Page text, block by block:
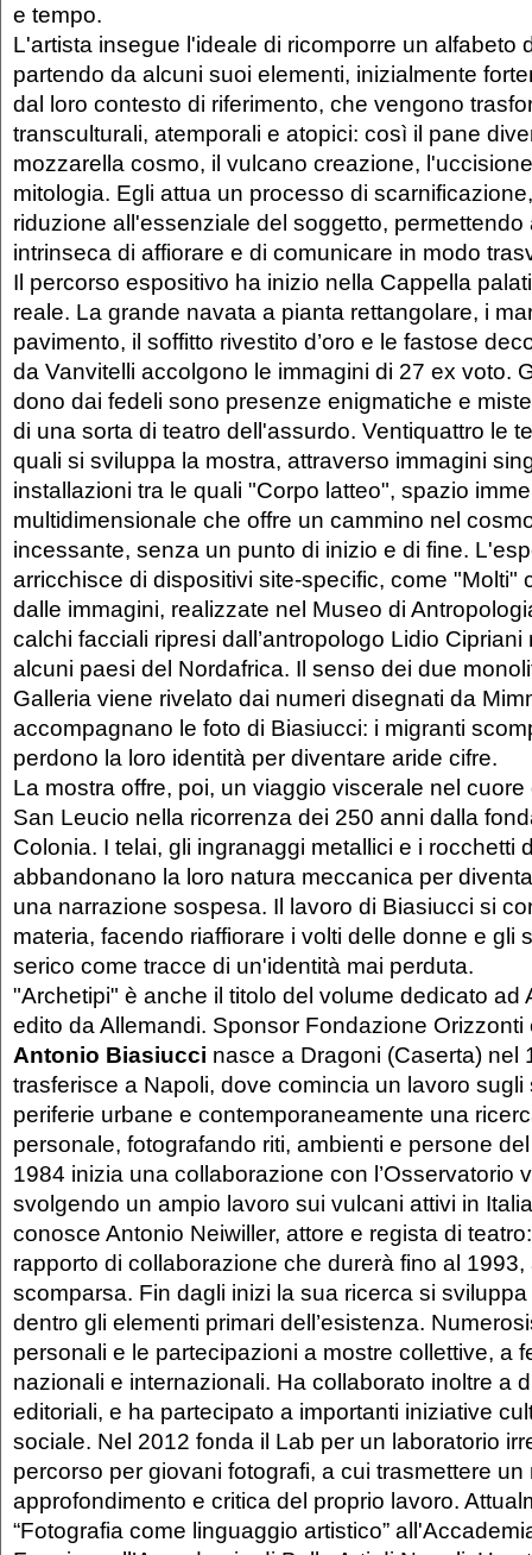
e tempo.
L'artista insegue l'ideale di ricomporre un alfabeto
partendo da alcuni suoi elementi, inizialmente
dal loro contesto di riferimento, che vengono
transculturali, atemporali e atopici: così il pane
mozzarella cosmo, il vulcano creazione,
mitologia. Egli attua un processo di
riduzione all'essenziale del soggetto,
intrinseca di affiorare e di comunicare in modo
Il percorso espositivo ha inizio nella Cappella
reale. La grande navata a pianta rettangolare, i
pavimento, il soffitto rivestito d’oro e le fastose
da Vanvitelli accolgono le immagini di 27 ex voto.
dono dai fedeli sono presenze enigmatiche e
di una sorta di teatro dell'assurdo. Ventiquattro le
quali si sviluppa la mostra, attraverso immagini
installazioni tra le quali "Corpo latteo", spazio
multidimensionale che offre un cammino nel
incessante, senza un punto di inizio e di fine.
arricchisce di dispositivi site-specific, come "Molti"
dalle immagini, realizzate nel Museo di
calchi facciali ripresi dall’antropologo Lidio
alcuni paesi del Nordafrica. Il senso dei due
Galleria viene rivelato dai numeri disegnati da
accompagnano le foto di Biasiucci: i migranti
perdono la loro identità per diventare aride cifre.
La mostra offre, poi, un viaggio viscerale nel
San Leucio nella ricorrenza dei 250 anni dalla
Colonia. I telai, gli ingranaggi metallici e i rocchetti
abbandonano la loro natura meccanica per
una narrazione sospesa. Il lavoro di Biasiucci si
materia, facendo riaffiorare i volti delle donne e gli
serico come tracce di un'identità mai perduta.
"Archetipi" è anche il titolo del volume dedicato ad
edito da Allemandi. Sponsor Fondazione Orizzonti
Antonio Biasiucci nasce a Dragoni (Caserta) nel
trasferisce a Napoli, dove comincia un lavoro sugli
periferie urbane e contemporaneamente una
personale, fotografando riti, ambienti e persone
1984 inizia una collaborazione con l’Osservatorio
svolgendo un ampio lavoro sui vulcani attivi in
conosce Antonio Neiwiller, attore e regista di
rapporto di collaborazione che durerà fino al
scomparsa. Fin dagli inizi la sua ricerca si
dentro gli elementi primari dell’esistenza.
personali e le partecipazioni a mostre collettive, a
nazionali e internazionali. Ha collaborato inoltre a
editoriali, e ha partecipato a importanti iniziative
sociale. Nel 2012 fonda il Lab per un laboratorio
percorso per giovani fotografi, a cui trasmettere
approfondimento e critica del proprio lavoro.
“Fotografia come linguaggio artistico”